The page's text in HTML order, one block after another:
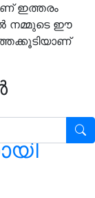
ഇത്തരം
നമ്മുടെ ഈ